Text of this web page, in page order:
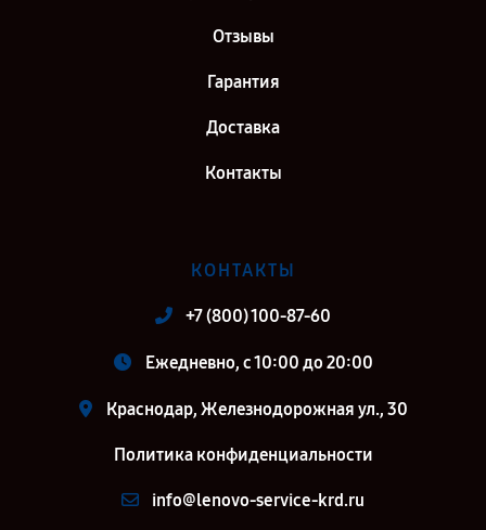
Отзывы
Гарантия
Доставка
Контакты
КОНТАКТЫ
+7 (800) 100-87-60
Ежедневно, с 10:00 до 20:00
Краснодар, Железнодорожная ул., 30
Политика конфиденциальности
info@lenovo-service-krd.ru